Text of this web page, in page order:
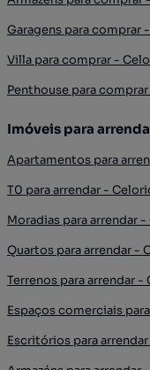
Garagens para comprar
Villa para comprar -
Penthouse para
Imóveis para
Apartamentos para
T0 para arrendar -
Moradias para arrendar
Quartos para arrendar -
Terrenos para arrendar -
Espaços comerciais
Escritórios para